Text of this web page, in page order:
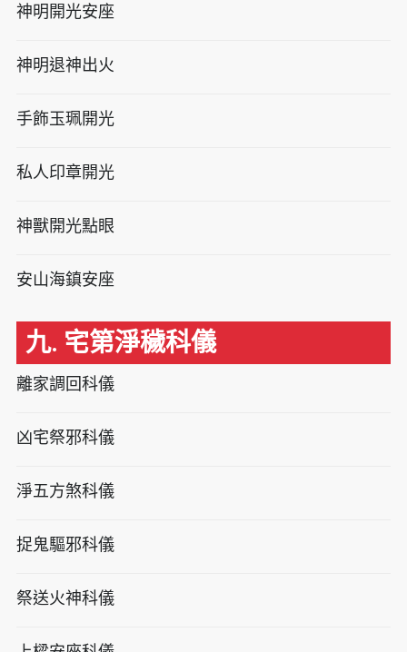
神明開光安座
神明退神出火
手飾玉珮開光
私人印章開光
神獸開光點眼
安山海鎮安座
九. 宅第淨穢科儀
離家調回科儀
凶宅祭邪科儀
淨五方煞科儀
捉鬼驅邪科儀
祭送火神科儀